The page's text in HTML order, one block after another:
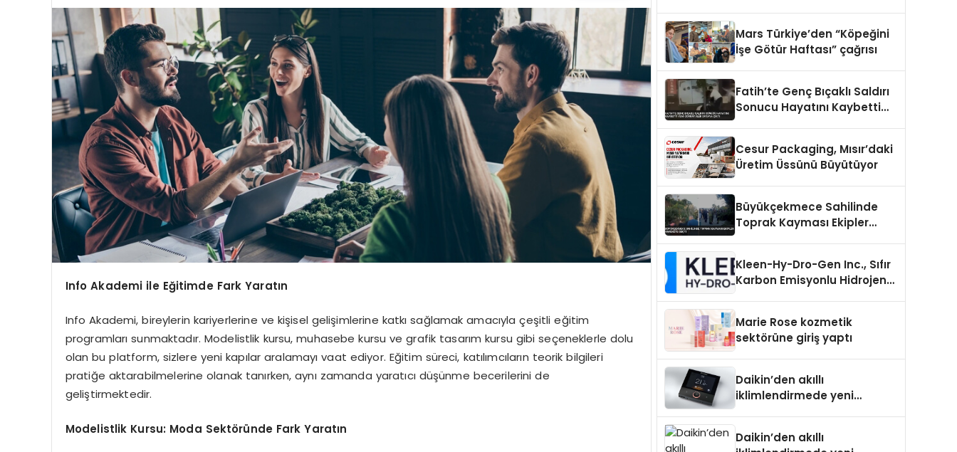
Info Akademi ile Eğitimde Fark Yaratın
Info Akademi, bireylerin kariyerlerine ve kişisel gelişimlerine katkı sağlamak amacıyla çeşitli eğitim
programları sunmaktadır. Modelistlik kursu, muhasebe kursu ve grafik tasarım kursu gibi seçeneklerle dolu
olan bu platform, sizlere yeni kapılar aralamayı vaat ediyor. Eğitim süreci, katılımcıların teorik bilgileri
pratiğe aktarabilmelerine olanak tanırken, aynı zamanda yaratıcı düşünme becerilerini de
geliştirmektedir.
Modelistlik Kursu: Moda Sektöründe Fark Yaratın
Mars Türkiye’den “Köpeğini
İşe Götür Haftası” çağrısı
Fatih’te Genç Bıçaklı Saldırı
Sonucu Hayatını Kaybetti
Cesur Packaging, Mısır’daki
Üretim Üssünü Büyütüyor
Büyükçekmece Sahilinde
Toprak Kayması Ekipler
Kleen-Hy-Dro-Gen Inc., Sıfır
Karbon Emisyonlu Hidrojen
Aldı
Marie Rose kozmetik
sektörüne giriş yaptı
Daikin’den akıllı
iklimlendirmede yeni
Daikin’den akıllı